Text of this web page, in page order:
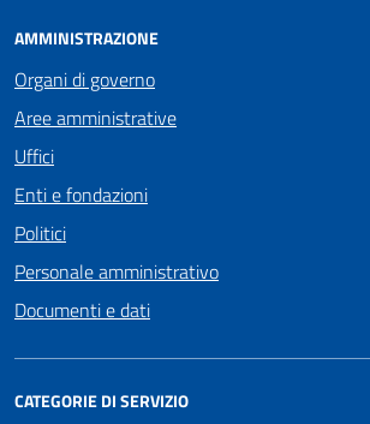
AMMINISTRAZIONE
Organi di governo
Aree amministrative
Uffici
Enti e fondazioni
Politici
Personale amministrativo
Documenti e dati
CATEGORIE DI SERVIZIO